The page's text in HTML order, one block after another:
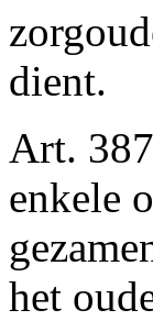
dient.
Art. 387
enkele
het